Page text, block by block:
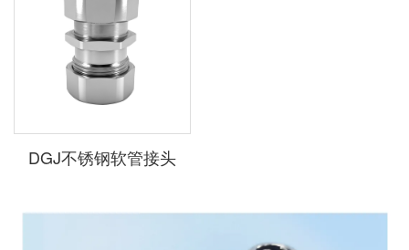
DGJ不锈钢软管接头